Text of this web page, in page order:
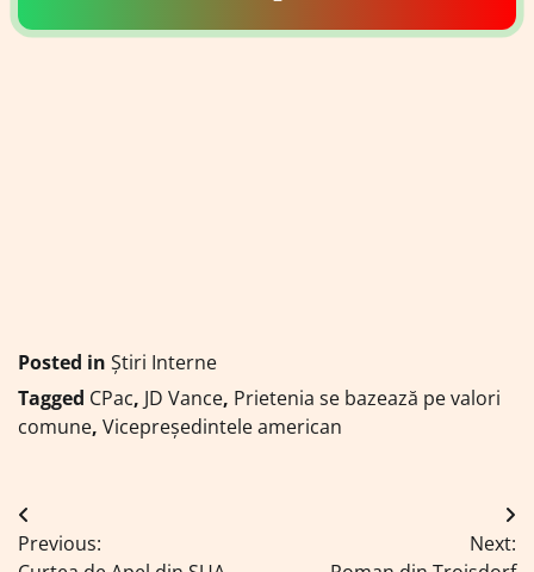
Posted in Știri Interne
Tagged CPac, JD Vance, Prietenia se bazează pe valori
comune, Vicepreședintele american
Navigare
în
Previous:
Next: